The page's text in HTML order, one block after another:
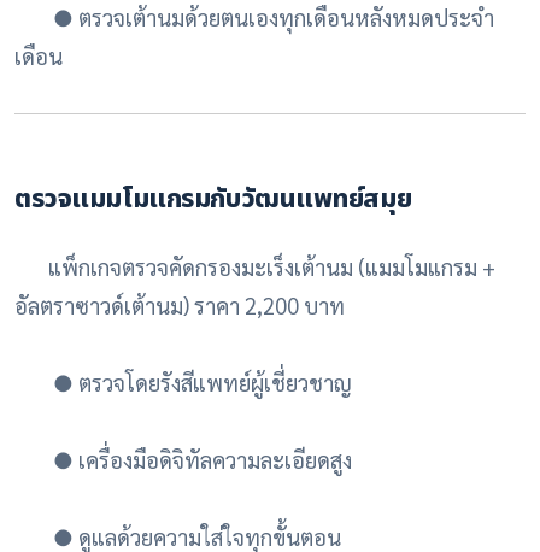
● ตรวจเต้านมด้วยตนเองทุกเดือนหลังหมดประจำ
เดือน
ตรวจแมมโมแกรมกับวัฒนแพทย์สมุย
แพ็กเกจตรวจคัดกรองมะเร็งเต้านม (แมมโมแกรม +
อัลตราซาวด์เต้านม) ราคา 2,200 บาท
● ตรวจโดยรังสีแพทย์ผู้เชี่ยวชาญ
● เครื่องมือดิจิทัลความละเอียดสูง
● ดูแลด้วยความใส่ใจทุกขั้นตอน